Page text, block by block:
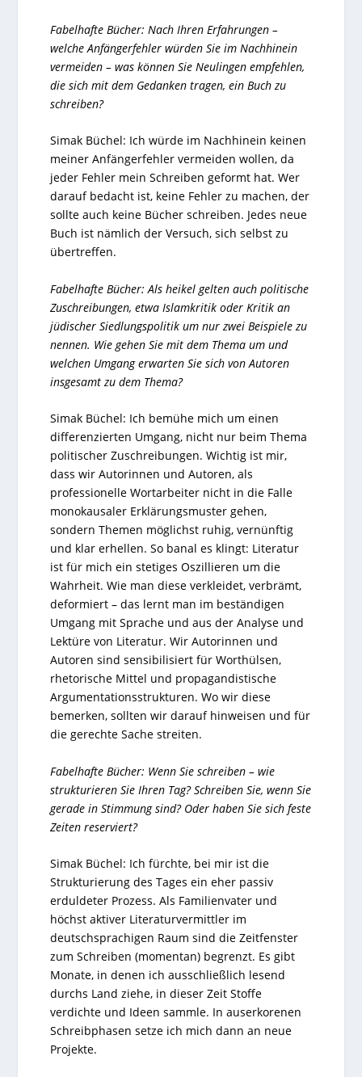
Fabelhafte Bücher: Nach Ihren Erfahrungen –
welche Anfängerfehler würden Sie im Nachhinein
vermeiden – was können Sie Neulingen empfehlen,
die sich mit dem Gedanken tragen, ein Buch zu
schreiben?
Simak Büchel: Ich würde im Nachhinein keinen
meiner Anfängerfehler vermeiden wollen, da
jeder Fehler mein Schreiben geformt hat. Wer
darauf bedacht ist, keine Fehler zu machen, der
sollte auch keine Bücher schreiben. Jedes neue
Buch ist nämlich der Versuch, sich selbst zu
übertreffen.
Fabelhafte Bücher: Als heikel gelten auch politische
Zuschreibungen, etwa Islamkritik oder Kritik an
jüdischer Siedlungspolitik um nur zwei Beispiele zu
nennen. Wie gehen Sie mit dem Thema um und
welchen Umgang erwarten Sie sich von Autoren
insgesamt zu dem Thema?
Simak Büchel: Ich bemühe mich um einen
differenzierten Umgang, nicht nur beim Thema
politischer Zuschreibungen. Wichtig ist mir,
dass wir Autorinnen und Autoren, als
professionelle Wortarbeiter nicht in die Falle
monokausaler Erklärungsmuster gehen,
sondern Themen möglichst ruhig, vernünftig
und klar erhellen. So banal es klingt: Literatur
ist für mich ein stetiges Oszillieren um die
Wahrheit. Wie man diese verkleidet, verbrämt,
deformiert – das lernt man im beständigen
Umgang mit Sprache und aus der Analyse und
Lektüre von Literatur. Wir Autorinnen und
Autoren sind sensibilisiert für Worthülsen,
rhetorische Mittel und propagandistische
Argumentationsstrukturen. Wo wir diese
bemerken, sollten wir darauf hinweisen und für
die gerechte Sache streiten.
Fabelhafte Bücher: Wenn Sie schreiben – wie
strukturieren Sie Ihren Tag? Schreiben Sie, wenn Sie
gerade in Stimmung sind? Oder haben Sie sich feste
Zeiten reserviert?
Simak Büchel: Ich fürchte, bei mir ist die
Strukturierung des Tages ein eher passiv
erduldeter Prozess. Als Familienvater und
höchst aktiver Literaturvermittler im
deutschsprachigen Raum sind die Zeitfenster
zum Schreiben (momentan) begrenzt. Es gibt
Monate, in denen ich ausschließlich lesend
durchs Land ziehe, in dieser Zeit Stoffe
verdichte und Ideen sammle. In auserkorenen
Schreibphasen setze ich mich dann an neue
Projekte.